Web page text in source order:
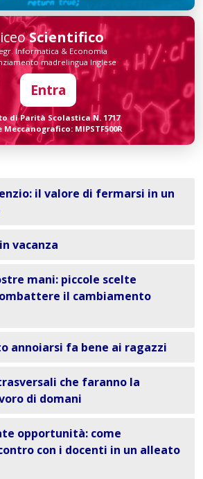
Scientifico
Informatica & Economia
madrelingua Inglese
Entra
di Parità Scolastica N. 1717
Meccanografico: MIPSTF500R
il valore di fermarsi in un
vacanza
mani: piccole scelte
il cambiamento
annoiarsi fa bene ai ragazzi
che faranno la
di domani
opportunità: come
con i docenti in un alleato